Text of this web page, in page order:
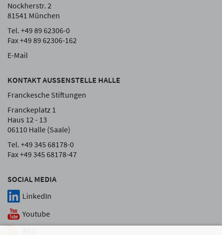
SOCIAL MEDIA
LinkedIn
Youtube
Nockherstr. 2
81541 München
Tel. +49 89 62306-0
Fax +49 89 62306-162
E-Mail
KONTAKT AUSSENSTELLE HALLE
Franckesche Stiftungen
Franckeplatz 1
Haus 12 - 13
06110 Halle (Saale)
Tel. +49 345 68178-0
Fax +49 345 68178-47